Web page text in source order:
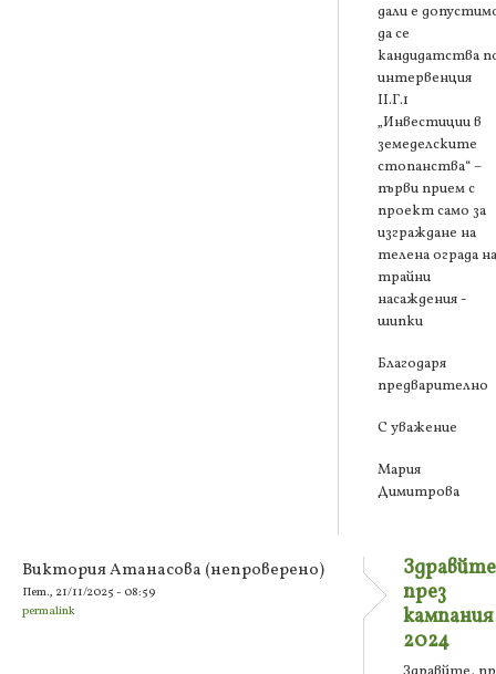
дали е
да се
кандидатства
интервенция
ІІ.Г.1
„Инвестиции в
земеделските
стопанства“ –
първи прием с
проект само за
изграждане на
телена ограда на
трайни
насаждения -
шипки
Благодаря
предварително
С уважение
Мария
Димитрова
Виктория Атанасова (непроверено)
Пет., 21/11/2025 - 08:59
permalink
през
кампания
2024